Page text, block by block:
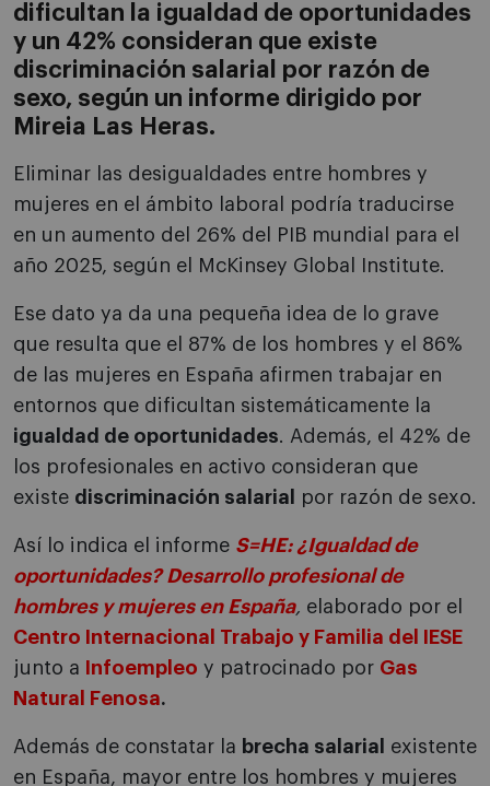
dificultan la igualdad de oportunidades
y un 42% consideran que existe
discriminación salarial por razón de
sexo, según un informe dirigido por
Mireia Las Heras.
Eliminar las desigualdades entre hombres y
mujeres en el ámbito laboral podría traducirse
en un aumento del 26% del PIB mundial para el
año 2025, según el McKinsey Global Institute.
Ese dato ya da una pequeña idea de lo grave
que resulta que el 87% de los hombres y el 86%
de las mujeres en España afirmen trabajar en
entornos que dificultan sistemáticamente la
igualdad de oportunidades. Además, el 42% de
los profesionales en activo consideran que
existe discriminación salarial por razón de sexo.
Así lo indica el informe S=HE: ¿Igualdad de
oportunidades? Desarrollo profesional de
hombres y mujeres en España, elaborado por el
Centro Internacional Trabajo y Familia del IESE
junto a
Infoempleo y patrocinado por Gas
Natural Fenosa.
Además de constatar la brecha salarial
existente
en España, mayor entre los hombres y mujeres